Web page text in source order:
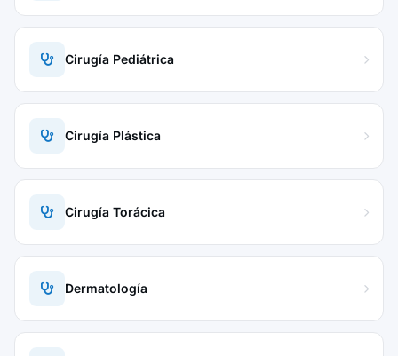
Cirugía Pediátrica
Cirugía Plástica
Cirugía Torácica
Dermatología